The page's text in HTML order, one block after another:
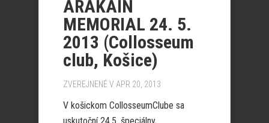
ARAKAIN
MEMORIAL 24. 5.
2013 (Collosseum
club, Košice)
ZVEREJNENÉ V APR 20, 2013
V košickom CollosseumClube sa